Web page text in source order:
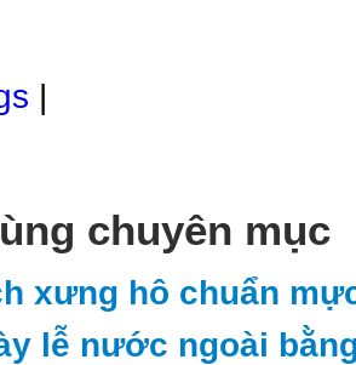
|
chuyên mục
xưng hô chuẩn
lễ nước ngoài